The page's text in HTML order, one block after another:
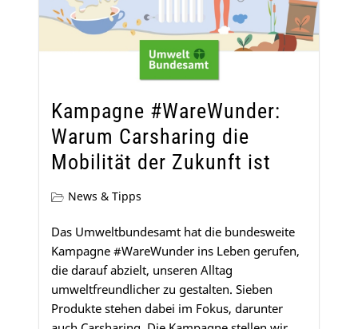
Kampagne #WareWunder:
Warum Carsharing die
Mobilität der Zukunft ist
News & Tipps
Das Umweltbundesamt hat die bundesweite
Kampagne #WareWunder ins Leben gerufen,
die darauf abzielt, unseren Alltag
umweltfreundlicher zu gestalten. Sieben
Produkte stehen dabei im Fokus, darunter